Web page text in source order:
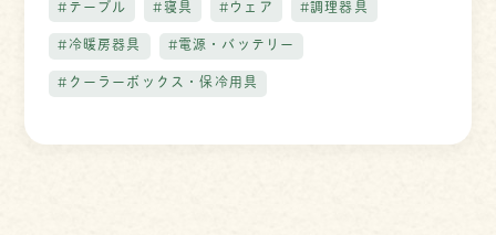
#テーブル #寝具 #ウェア #調理器具
#冷暖房器具 #電源・バッテリー
#クーラーボックス・保冷用具